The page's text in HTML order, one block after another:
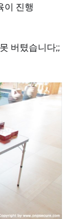
이 진행
버텼습니다;;